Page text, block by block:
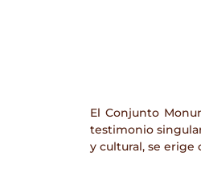
El Conjunto
testimonio
y cultural, se